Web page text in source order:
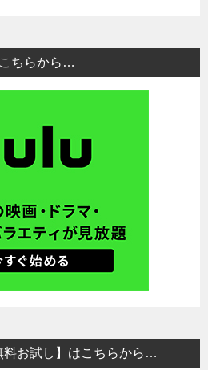
ちらから…
料お試し】はこちらから…